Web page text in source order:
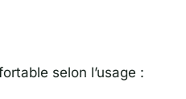
selon l’usage :